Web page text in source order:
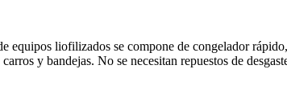
equipos liofilizados se compone de congelador
y bandejas. No se necesitan repuestos de